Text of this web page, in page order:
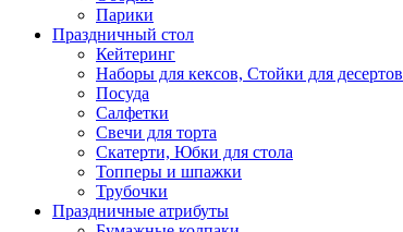
Парики
Праздничный стол
Кейтеринг
Наборы для кексов, Стойки для десертов
Посуда
Салфетки
Свечи для торта
Скатерти, Юбки для стола
Топперы и шпажки
Трубочки
Праздничные атрибуты